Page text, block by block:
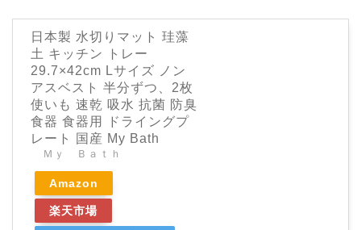
日本製 水切りマット 珪藻
土 キッチン トレー
29.7×42cm Lサイズ ノン
アスベスト 半分ずつ、2枚
使いも 速乾 吸水 抗菌 防臭
食器 食器用 ドライングプ
レート 国産 My Bath
Ｍｙ Ｂａｔｈ
Amazon
楽天市場